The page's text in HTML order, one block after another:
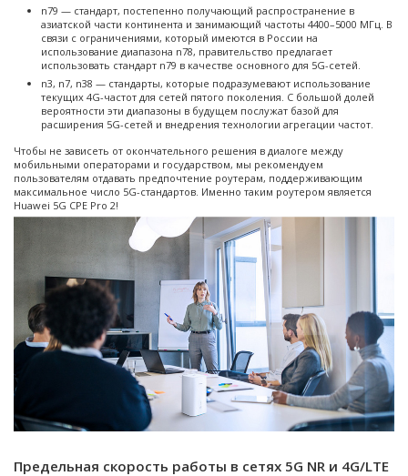
n79 — стандарт, постепенно получающий распространение в
азиатской части континента и занимающий частоты 4400–5000 МГц. В
связи с ограничениями, который имеются в России на
использование диапазона n78, правительство предлагает
использовать стандарт n79 в качестве основного для 5G-сетей.
n3, n7, n38 — стандарты, которые подразумевают использование
текущих 4G-частот для сетей пятого поколения. С большой долей
вероятности эти диапазоны в будущем послужат базой для
расширения 5G-сетей и внедрения технологии агрегации частот.
Чтобы не зависеть от окончательного решения в диалоге между
мобильными операторами и государством, мы рекомендуем
пользователям отдавать предпочтение роутерам, поддерживающим
максимальное число 5G-стандартов. Именно таким роутером является
Huawei 5G CPE Pro 2!
Предельная скорость работы в сетях 5G NR и 4G/LTE